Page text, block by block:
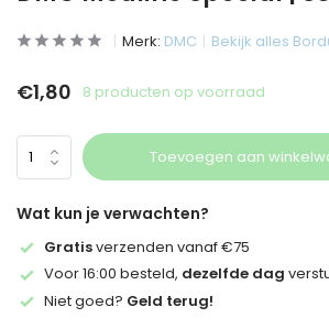
Merk: DMC Bekijk alles
€1,80 8 producten op voorraad
Toevoegen aan
Wat kun je verwachten?
Gratisverzenden vanaf €75
Voor 16:00 besteld, dezelfde dag
Niet goed? Geld terug!